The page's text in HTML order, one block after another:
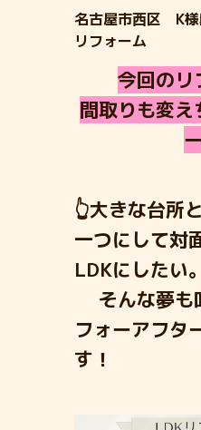
名古屋市西区 K
リフォーム
今回のリ
間取りも変え
👆大きな台所
一つにして対
LDKにしたい。
そんな夢も
フォーアフタ
す！